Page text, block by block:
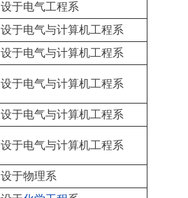
设于电气工程系
设于电气与计算机工程系
设于电气与计算机工程系
设于电气与计算机工程系
设于电气与计算机工程系
设于电气与计算机工程系
设于物理系